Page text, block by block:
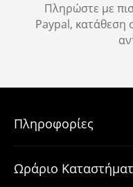
Πληρώστε με
Paypal, κατάθεση
Πληροφορίες
Ωράριο